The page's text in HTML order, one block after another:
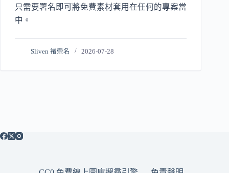
只需要署名即可將免費素材套用在任何的專案當
中。
Sliven 褚崇名 2026-07-28